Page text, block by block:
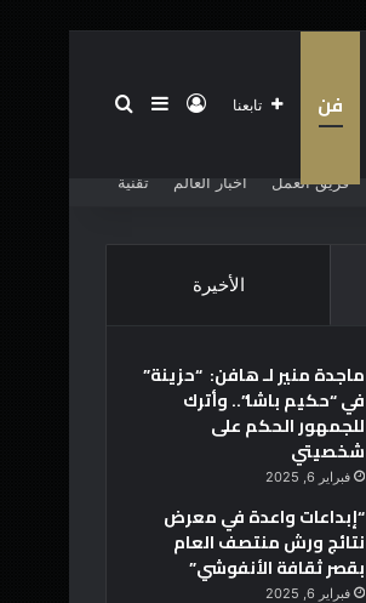
فن تابعنا تسجيل الدخول
إضافة عمود جانبي
فريق العمل أخبار العالم تقنية
الأخيرة
ماجدة منير لـ هافن: “حزينة”
في “حكيم باشا”.. وأترك
للجمهور الحكم على
شخصيتي
فبراير 6, 2025
“إبداعات واعدة في معرض
نتائج ورش منتصف العام
بقصر ثقافة الأنفوشي”
فبراير 6, 2025